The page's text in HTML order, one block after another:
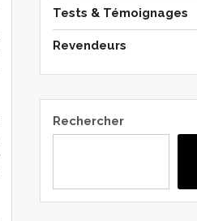
Tests & Témoignages
Revendeurs
Rechercher